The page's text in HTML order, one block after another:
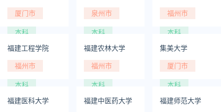
厦门市
本科
泉州市
本科
福州市
本科
福建工程学院
福州市
本科
福建农林大学
福州市
本科
集美大学
厦门市
本科
福建医科大学
福建中医药大学 福建师范大学